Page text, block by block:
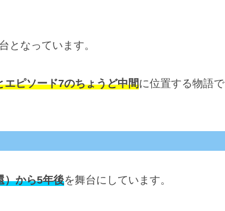
となっています。
エピソード7のちょうど中間に位置する物語で
）から5年後を舞台にしています。